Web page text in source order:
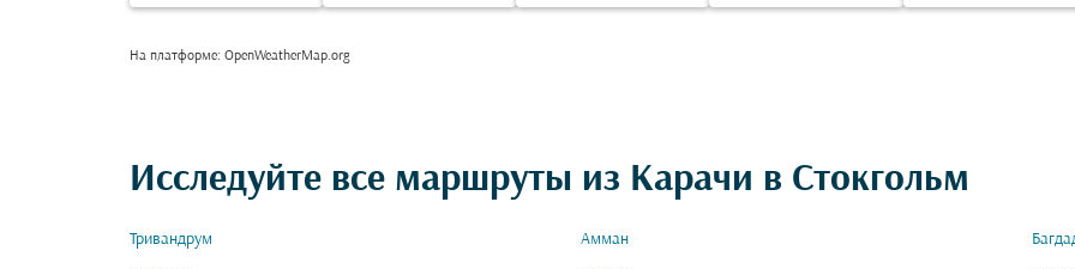
На платформе: OpenWeatherMap.org
Исследуйте все маршруты из Карачи в Стокгольм
Тривандрум Амман